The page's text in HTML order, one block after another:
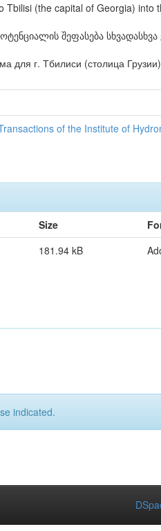
(the capital of Georgia)
შეფასება
для г. Тбилиси (столица
of the Institute of
Size
181.94 kB
indicated.